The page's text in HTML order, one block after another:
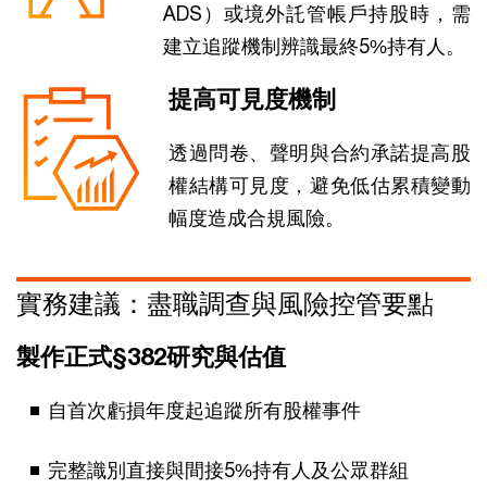
ADS）或境外託管帳戶持股時，需
建立追蹤機制辨識最終5%持有人。
提高可見度機制
透過問卷、聲明與合約承諾提高股
權結構可見度，避免低估累積變動
幅度造成合規風險。
實務建議：盡職調查與風險控管要點
製作正式§382研究與估值
自首次虧損年度起追蹤所有股權事件
完整識別直接與間接5%持有人及公眾群組